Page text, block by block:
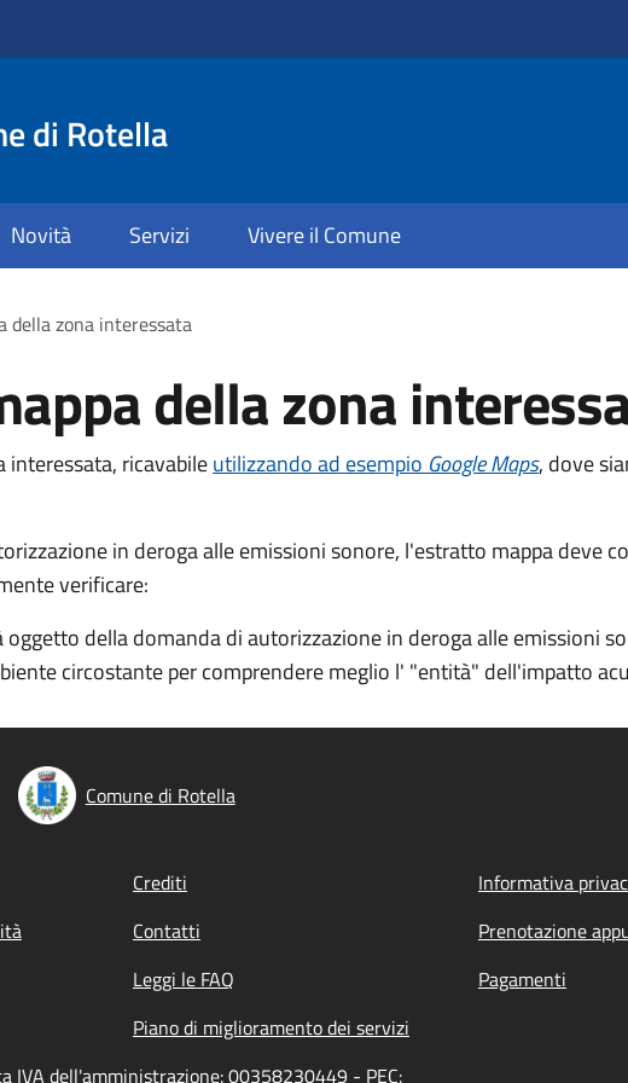
di Rotella
Novità Servizi Vivere il Comune
della zona interessata
della zona
interessata, ricavabileutilizzando ad esempio Google Maps, dove
in deroga alle emissioni sonore, l'estratto mappa deve
verificare:
della domanda di autorizzazione in deroga alle emissioni
circostante per comprendere meglio l' "entità" dell'impatto
Comune di Rotella
Crediti Informativa
Contatti Prenotazione
Leggi le FAQ Pagamenti
Piano di miglioramento dei servizi
IVA dell'amministrazione: 00358230449 - PEC: